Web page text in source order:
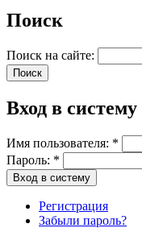
Поиск
Поиск на сайте:
Вход в систему
Имя пользователя: *
Пароль: *
Регистрация
Забыли пароль?